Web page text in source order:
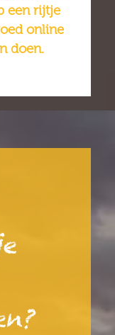
een rijtje
online
doen.